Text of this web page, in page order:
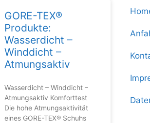
GORE-TEX®
Produkte:
Wasserdicht –
Winddicht –
Atmungsaktiv
Wasserdicht – Winddicht –
Atmungsaktiv Komforttest
Die hohe Atmungsaktivität
eines GORE-TEX® Schuhs